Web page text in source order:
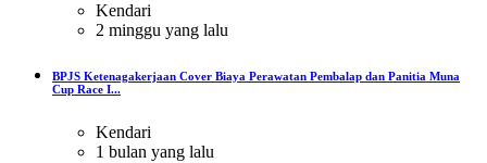
Kendari
2 minggu yang lalu
BPJS Ketenagakerjaan Cover Biaya Perawatan Pembalap dan Panitia Muna
Cup Race I...
Kendari
1 bulan yang lalu